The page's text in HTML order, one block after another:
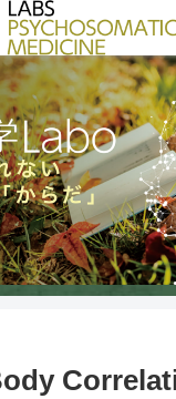
ろとからだ / LABs